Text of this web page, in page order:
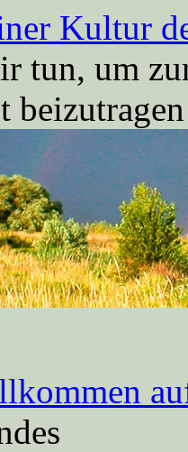
Kultur
tun, um